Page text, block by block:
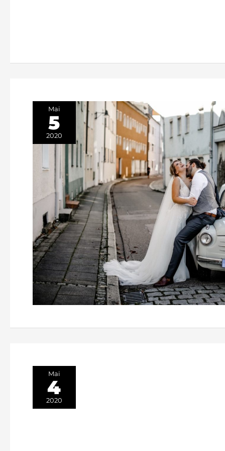
Mai
5
2020
Mai
4
2020